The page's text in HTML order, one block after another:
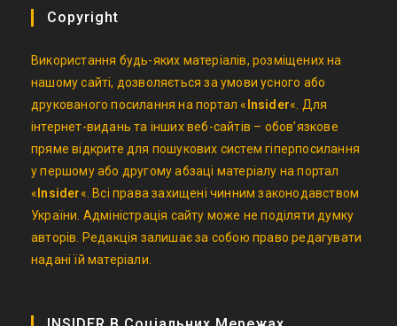
Copyright
Використання будь-яких матеріалів, розміщених на
нашому сайті, дозволяється за умови усного або
друкованого посилання на портал « Insider«. Для
інтернет-видань та інших веб-сайтів – обов’язкове
пряме відкрите для пошукових систем гіперпосилання
у першому або другому абзаці матеріалу на портал
« Insider«. Всі права захищені чинним законодавством
України. Адміністрація сайту може не поділяти думку
авторів. Редакція залишає за собою право редагувати
надані їй матеріали.